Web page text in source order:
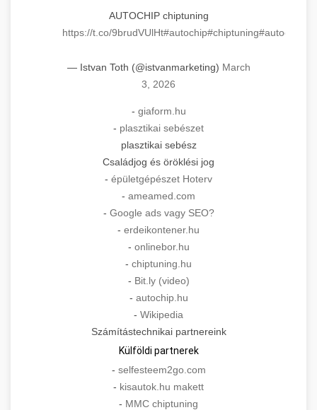
AUTOCHIP chiptuning
https://t.co/9brudVUlHt#autochip#chiptuning#autochip
— Istvan Toth (@istvanmarketing) March
3, 2026
- giaform.hu
- plasztikai sebészet
plasztikai sebész
Családjog és öröklési jog
- épületgépészet Hoterv
- ameamed.com
- Google ads vagy SEO?
- erdeikontener.hu
- onlinebor.hu
- chiptuning.hu
- Bit.ly (video)
- autochip.hu
- Wikipedia
Számítástechnikai partnereink
Külföldi partnerek
- selfesteem2go.com
- kisautok.hu makett
- MMC chiptuning